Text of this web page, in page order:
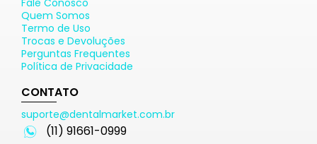
Fale Conosco
Quem Somos
Termo de Uso
Trocas e Devoluções
Perguntas Frequentes
Política de Privacidade
CONTATO
suporte@dentalmarket.com.br
(11) 91661-0999